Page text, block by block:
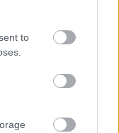
to
2 όπως δεν το